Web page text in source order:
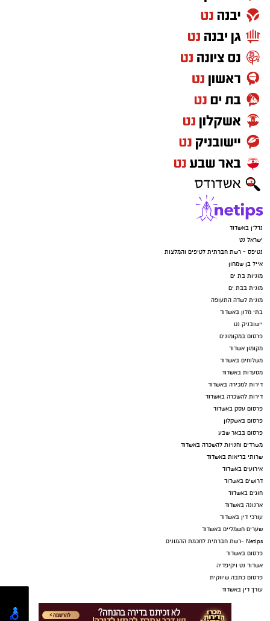
נדל"ן באשדוד
ישראל נט
נטיפס - רשת חברתית לטיפים והמלצות
אייל בן שמחון
מוניות בת ים
מונית בבת ים
מונית לשדה התעופה
בתי מלון באשדוד
יישובניק נט
פרסום במקומונים
מקומון אשדוד
משלוחים באשדוד
מסעדות באשדוד
דירות למכירה באשדוד
דירות להשכרה באשדוד
פרסום עסק באשדוד
פרסום באשקלון
פרסום בבאר שבע
משרדים וחנויות להשכרה באשדוד
שרותי בריאות באשדוד
אירועים באשדוד
דרושים באשדוד
חוגים באשדוד
ארנונה באשדוד
עורכי דין באשדוד
שערים חשמליים באשדוד
Netips -רשת חברתית לחכמת ההמונים
פרסום באשדוד
אשדוד נט ויקיפדיה
פרסום כתבה שיווקית
עורך דין באשדוד